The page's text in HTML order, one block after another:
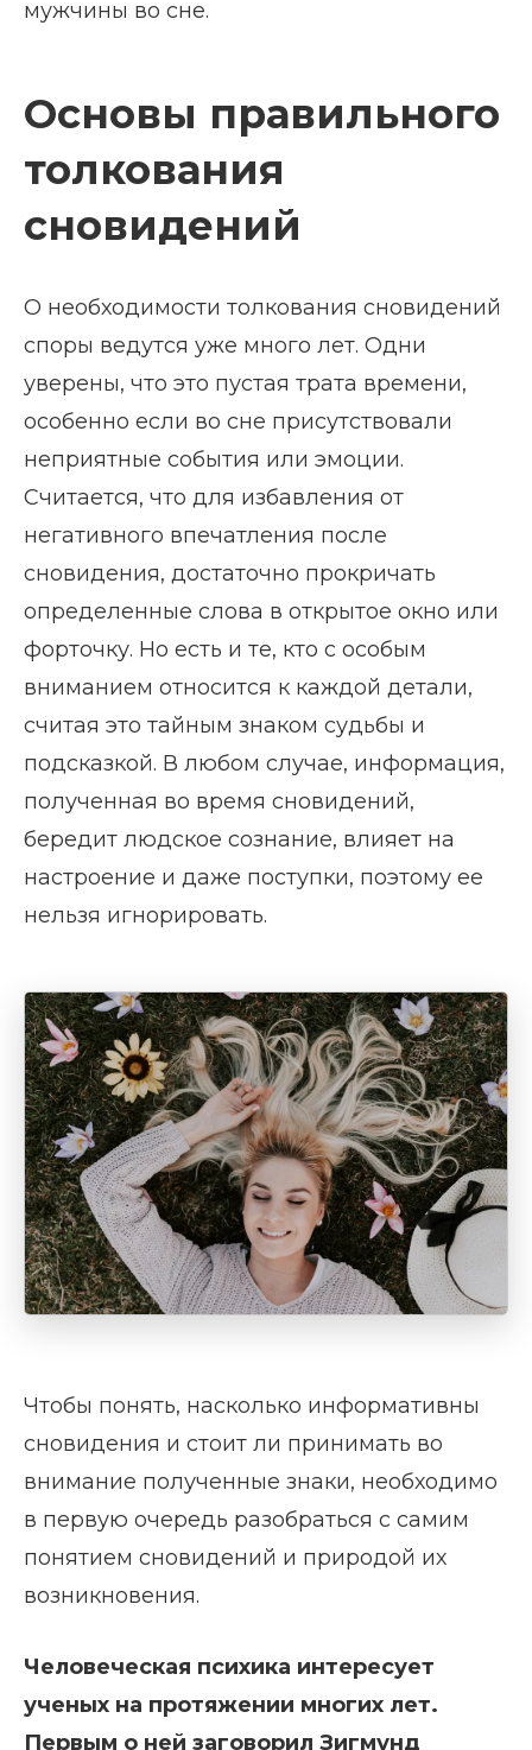
мужчины во сне.
Основы правильного
толкования
сновидений
О необходимости толкования сновидений
споры ведутся уже много лет. Одни
уверены, что это пустая трата времени,
особенно если во сне присутствовали
неприятные события или эмоции.
Считается, что для избавления от
негативного впечатления после
сновидения, достаточно прокричать
определенные слова в открытое окно или
форточку. Но есть и те, кто с особым
вниманием относится к каждой детали,
считая это тайным знаком судьбы и
подсказкой. В любом случае, информация,
полученная во время сновидений,
бередит людское сознание, влияет на
настроение и даже поступки, поэтому ее
нельзя игнорировать.
Чтобы понять, насколько информативны
сновидения и стоит ли принимать во
внимание полученные знаки, необходимо
в первую очередь разобраться с самим
понятием сновидений и природой их
возникновения.
Человеческая психика интересует
ученых на протяжении многих лет.
Первым о ней заговорил Зигмунд